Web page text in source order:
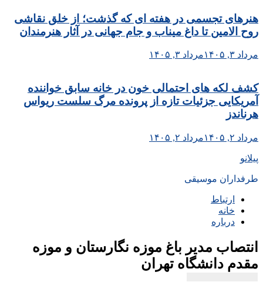
هنرهای تجسمی در هفته ای که گذشت؛ از خلق نقاشی
روح الامین تا داغ میناب و جام جهانی در آثار هنرمندان
مرداد ۳, ۱۴۰۵ مرداد ۳, ۱۴۰۵
کشف لکه های احتمالی خون در خانه سابق خواننده
آمریکایی جزئیات تازه از پرونده مرگ سلست ریواس
هرناندز
مرداد ۲, ۱۴۰۵ مرداد ۲, ۱۴۰۵
پیلانو
طرفداران موسیقی
ارتباط
خانه
درباره
انتصاب مدیر باغ موزه نگارستان و موزه
مقدم دانشگاه تهران